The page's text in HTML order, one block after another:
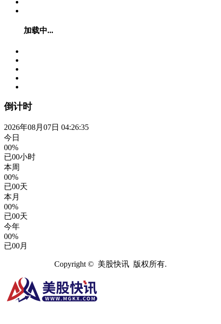
加载中...
倒计时
2026年08月07日 04:26:36
今日
00%
已00小时
本周
00%
已00天
本月
00%
已00天
今年
00%
已00月
Copyright © 美股快讯 版权所有.